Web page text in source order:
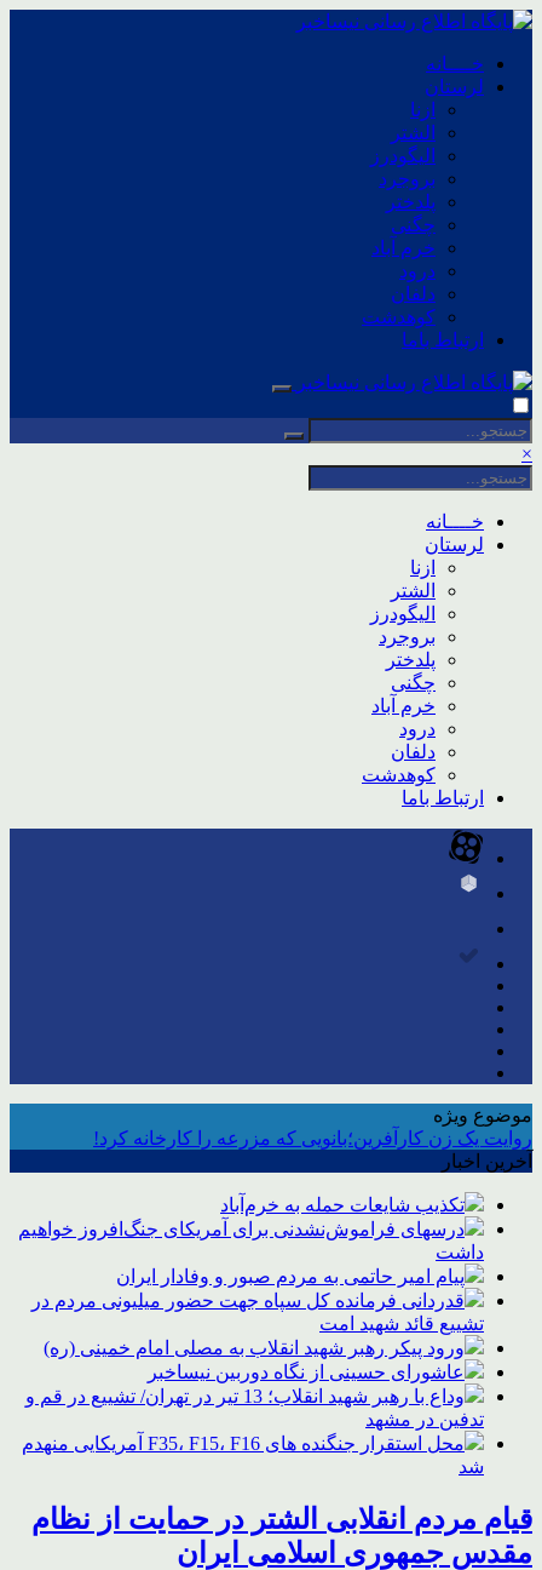
خــــانه
لرستان
ازنا
الشتر
الیگودرز
بروجرد
پلدختر
چگنی
خرم آباد
درود
دلفان
کوهدشت
ارتباط باما
×
خــــانه
لرستان
ازنا
الشتر
الیگودرز
بروجرد
پلدختر
چگنی
خرم آباد
درود
دلفان
کوهدشت
ارتباط باما
موضوع ویژه
روایت یک زن کارآفرین؛بانویی که مزرعه را کارخانه کرد!
آخرین اخبار
تکذیب شایعات حمله به خرم‌آباد
درسهای فراموش‌نشدنی برای آمریکای جنگ‌افروز خواهیم
داشت
پیام امیر حاتمی به مردم صبور و وفادار ایران
قدردانی فرمانده کل سپاه جهت حضور میلیونی مردم در
تشییع قائد شهید امت
ورود پیکر رهبر شهید انقلاب به مصلی امام خمینی (ره)
عاشورای حسینی از نگاه دوربین نیساخبر
وداع با رهبر شهید انقلاب؛ 13 تیر در تهران/ تشییع در قم و
تدفین در مشهد
محل استقرار جنگنده های F35، F15، F16 آمریکایی منهدم
شد
قیام مردم انقلابی الشتر در حمایت از نظام
مقدس جمهوری اسلامی ایران